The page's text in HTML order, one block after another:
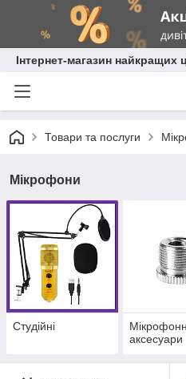
Інтернет-магазин найкращих
Товари та послуги
Мікрофони
Студійні
аксесуари